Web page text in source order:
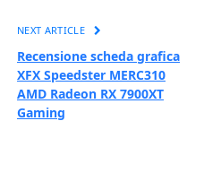
NEXT ARTICLE
Recensione scheda grafica
XFX Speedster MERC310
AMD Radeon RX 7900XT
Gaming